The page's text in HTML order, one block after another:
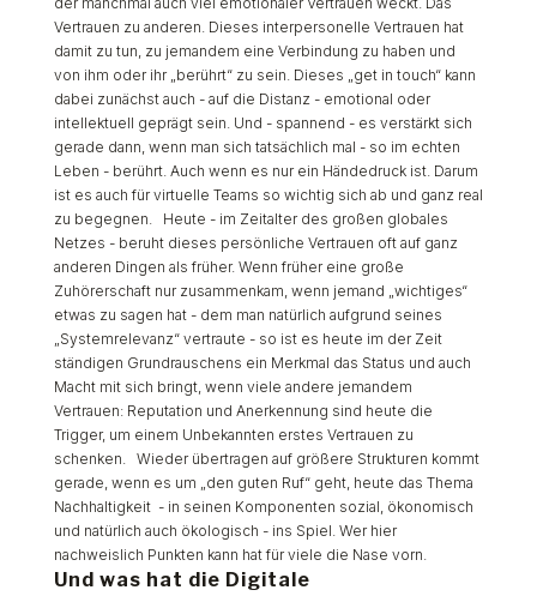
Vertrauen zu anderen. Dieses interpersonelle Vertrauen hat
damit zu tun, zu jemandem eine Verbindung zu haben und
von ihm oder ihr „berührt“ zu sein. Dieses „get in touch“ kann
dabei zunächst auch - auf die Distanz - emotional oder
intellektuell geprägt sein. Und - spannend - es verstärkt sich
gerade dann, wenn man sich tatsächlich mal - so im echten
Leben - berührt. Auch wenn es nur ein Händedruck ist. Darum
ist es auch für virtuelle Teams so wichtig sich ab und ganz real
zu begegnen. Heute - im Zeitalter des großen globales
Netzes - beruht dieses persönliche Vertrauen oft auf ganz
anderen Dingen als früher. Wenn früher eine große
Zuhörerschaft nur zusammenkam, wenn jemand „wichtiges“
etwas zu sagen hat - dem man natürlich aufgrund seines
„Systemrelevanz“ vertraute - so ist es heute im der Zeit
ständigen Grundrauschens ein Merkmal das Status und auch
Macht mit sich bringt, wenn viele andere jemandem
Vertrauen: Reputation und Anerkennung sind heute die
Trigger, um einem Unbekannten erstes Vertrauen zu
schenken. Wieder übertragen auf größere Strukturen kommt
gerade, wenn es um „den guten Ruf“ geht, heute das Thema
Nachhaltigkeit - in seinen Komponenten sozial, ökonomisch
und natürlich auch ökologisch - ins Spiel. Wer hier
nachweislich Punkten kann hat für viele die Nase vorn.
Und was hat die Digitale